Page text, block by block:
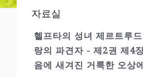
자료실
헬프타의 성녀 제르트루
랑의 파견자 - 제2권 제4
음에 새겨진 거룩한 오상